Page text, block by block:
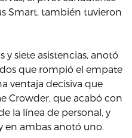
Smart, también tuvieron
y siete asistencias, anotó
que rompió el empate
ventaja decisiva que
Crowder, que acabó con
la línea de personal, y
en ambas anotó uno.